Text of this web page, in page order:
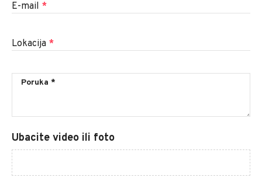
E-mail *
Lokacija *
Ubacite video ili foto